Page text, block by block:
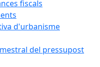
fiscals
d'urbanisme
del pressupost